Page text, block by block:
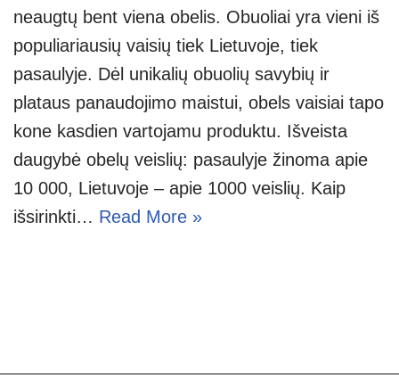
neaugtų bent viena obelis. Obuoliai yra vieni iš
populiariausių vaisių tiek Lietuvoje, tiek
pasaulyje. Dėl unikalių obuolių savybių ir
plataus panaudojimo maistui, obels vaisiai tapo
kone kasdien vartojamu produktu. Išveista
daugybė obelų veislių: pasaulyje žinoma apie
10 000, Lietuvoje – apie 1000 veislių. Kaip
išsirinkti… Read More »